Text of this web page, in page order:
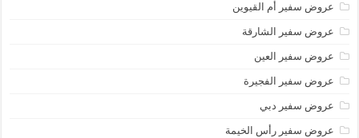
عروض سفير أم القيوين
عروض سفير الشارقة
عروض سفير العين
عروض سفير الفجيرة
عروض سفير دبي
عروض سفير رأس الخيمة